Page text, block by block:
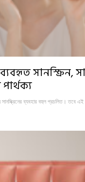
সানস্ক্রিন,
ব্যবহার বহুল প্রচলিত। তবে এই